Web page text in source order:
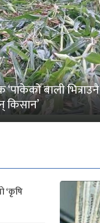
बाली भित्राउनै
किसान’
‘कृषि